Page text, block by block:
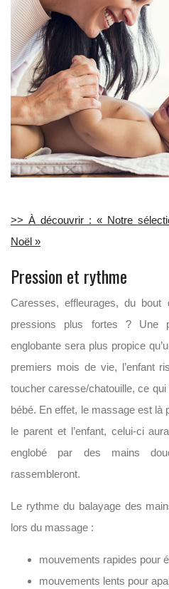
>> À découvrir : « Notre
Noël »
Pression et rythme
Caresses, effleurages, du
pressions plus fortes ? Une
englobante sera plus propice
premiers mois de vie, l’enfant
toucher caresse/chatouille, ce qui
bébé. En effet, le massage est là
le parent et l’enfant, celui-ci
englobé par des mains
rassembleront.
Le rythme du balayage des
lors du massage :
mouvements rapides pour
mouvements lents pour